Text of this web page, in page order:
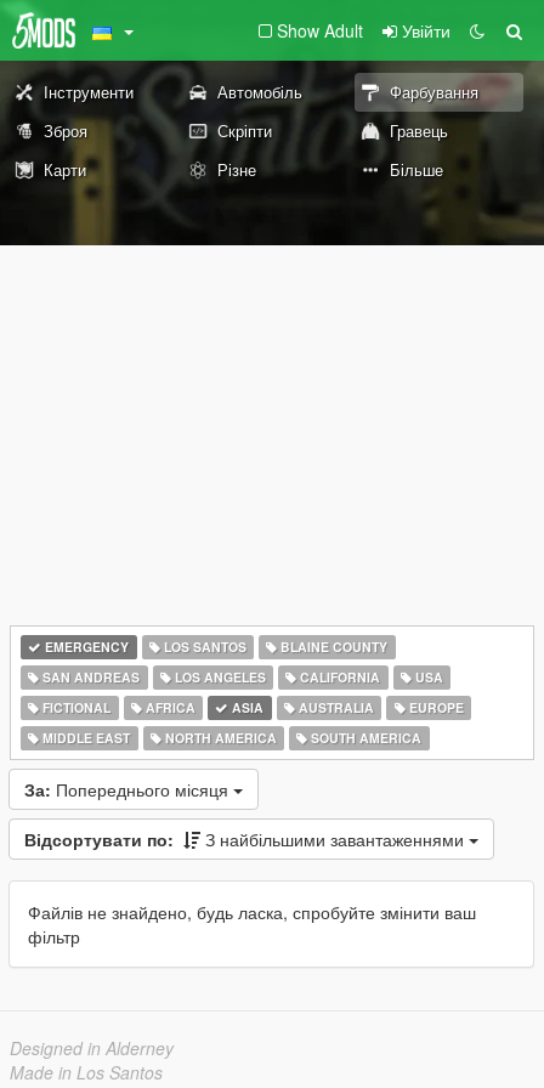
Show Adult Увійти
Інструменти Автомобіль
Фарбування
Зброя
Скріпти
Гравець
Карти
Різне Більше
EMERGENCY LOS SANTOS
BLAINE COUNTY
SAN ANDREAS
LOS ANGELES CALIFORNIA
USA
FICTIONAL
AFRICA ASIA AUSTRALIA
EUROPE
MIDDLE EAST
NORTH AMERICA SOUTH AMERICA
За: Попереднього місяця
Відсортувати по: З найбільшими завантаженнями
Файлів не знайдено, будь ласка, спробуйте змінити ваш
фільтр
Designed in Alderney
Made in Los Santos